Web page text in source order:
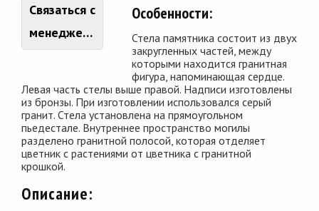
Связаться с
менеджером
Особенности:
Стела памятника состоит из двух
закругленных частей, между
которыми находится гранитная
фигура, напоминающая сердце.
Левая часть стелы выше правой. Надписи изготовлены
из бронзы. При изготовлении использовался серый
гранит. Стела установлена на прямоугольном
пьедестале. Внутреннее пространство могилы
разделено гранитной полосой, которая отделяет
цветник с растениями от цветника с гранитной
крошкой.
Описание: